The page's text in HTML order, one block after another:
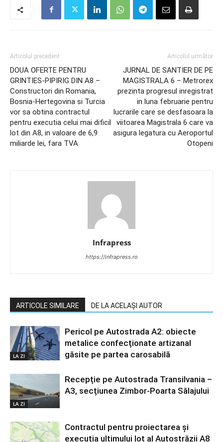
Articolul precedent
DOUA OFERTE PENTRU
GRINTIES-PIPIRIG DIN A8 –
Constructori din Romania,
Bosnia-Hertegovina si Turcia
vor sa obtina contractul
pentru executia celui mai dificil
lot din A8, in valoare de 6,9
miliarde lei, fara TVA
Articolul următor
JURNAL DE SANTIER DE PE
MAGISTRALA 6 – Metrorex
prezinta progresul inregistrat
in luna februarie pentru
lucrarile care se desfasoara la
viitoarea Magistrala 6 care va
asigura legatura cu Aeroportul
Otopeni
Infrapress
https://infrapress.ro
ARTICOLE SIMILARE DE LA ACELAȘI AUTOR
LA ZI
Pericol pe Autostrada A2: obiecte
metalice confecționate artizanal
găsite pe partea carosabilă
LA ZI
Recepție pe Autostrada Transilvania –
A3, secțiunea Zimbor-Poarta Sălajului
Contractul pentru proiectarea și
execuția ultimului lot al Autostrăzii A8